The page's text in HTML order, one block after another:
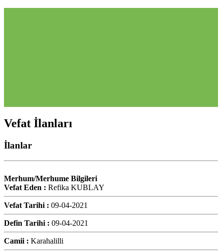
Vefat İlanları
İlanlar
Merhum/Merhume Bilgileri
Vefat Eden : Refika KUBLAY
Vefat Tarihi : 09-04-2021
Defin Tarihi : 09-04-2021
Camii : Karahalilli